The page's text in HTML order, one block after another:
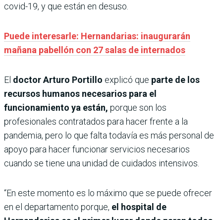
covid-19, y que están en desuso.
Puede interesarle: Hernandarias: inaugurarán
mañana pabellón con 27 salas de internados
El doctor Arturo Portillo explicó que parte de los
recursos humanos necesarios para el
funcionamiento ya están, porque son los
profesionales contratados para hacer frente a la
pandemia, pero lo que falta todavía es más personal de
apoyo para hacer funcionar servicios necesarios
cuando se tiene una unidad de cuidados intensivos.
“En este momento es lo máximo que se puede ofrecer
en el departamento porque, el hospital de